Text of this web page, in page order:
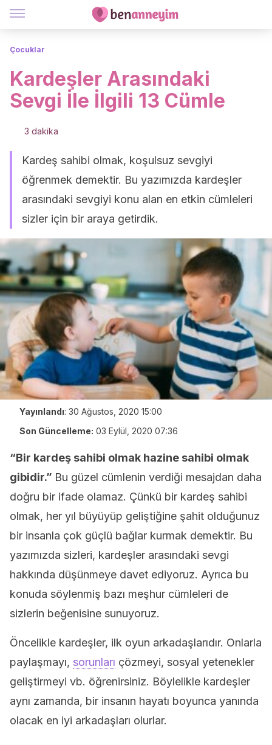
Çocuklar
Kardeşler Arasındaki
Sevgi İle İlgili 13 Cümle
3 dakika
Kardeş sahibi olmak, koşulsuz sevgiyi
öğrenmek demektir. Bu yazımızda kardeşler
arasındaki sevgiyi konu alan en etkin cümleleri
sizler için bir araya getirdik.
Yayınlandı: 30 Ağustos, 2020 15:00
Son Güncelleme: 03 Eylül, 2020 07:36
“Bir kardeş sahibi olmak hazine sahibi olmak
gibidir.” Bu güzel cümlenin verdiği mesajdan daha
doğru bir ifade olamaz. Çünkü bir kardeş sahibi
olmak, her yıl büyüyüp geliştiğine şahit olduğunuz
bir insanla çok güçlü bağlar kurmak demektir. Bu
yazımızda sizleri, kardeşler arasındaki sevgi
hakkında düşünmeye davet ediyoruz. Ayrıca bu
konuda söylenmiş bazı meşhur cümleleri de
sizlerin beğenisine sunuyoruz.
Öncelikle kardeşler, ilk oyun arkadaşlarıdır. Onlarla
paylaşmayı, sorunları çözmeyi, sosyal yetenekler
geliştirmeyi vb. öğrenirsiniz. Böylelikle kardeşler
aynı zamanda, bir insanın hayatı boyunca yanında
olacak en iyi arkadaşları olurlar.